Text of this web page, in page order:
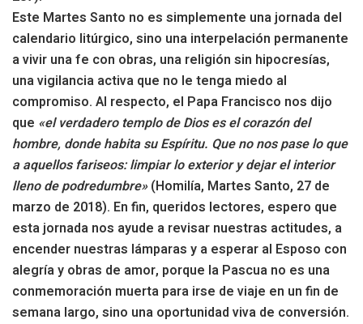
Este Martes Santo no es simplemente una jornada del
calendario litúrgico, sino una interpelación permanente
a vivir una fe con obras, una religión sin hipocresías,
una vigilancia activa que no le tenga miedo al
compromiso. Al respecto, el Papa Francisco nos dijo
que «el verdadero templo de Dios es el corazón del
hombre, donde habita su Espíritu. Que no nos pase lo que
a aquellos fariseos: limpiar lo exterior y dejar el interior
lleno de podredumbre»(Homilía, Martes Santo, 27 de
marzo de 2018). En fin, queridos lectores, espero que
esta jornada nos ayude a revisar nuestras actitudes, a
encender nuestras lámparas y a esperar al Esposo con
alegría y obras de amor, porque la Pascua no es una
conmemoración muerta para irse de viaje en un fin de
semana largo, sino una oportunidad viva de conversión.